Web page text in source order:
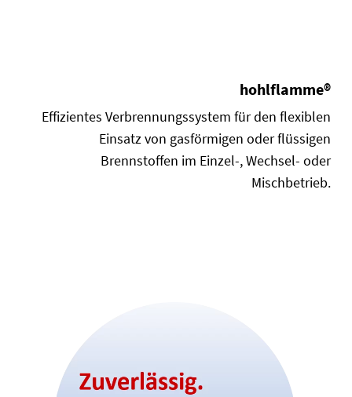
hohlflamme®
Effizientes Verbrennungssystem für den flexiblen
Einsatz von gasförmigen oder flüssigen
Brennstoffen im Einzel-, Wechsel- oder
Mischbetrieb.